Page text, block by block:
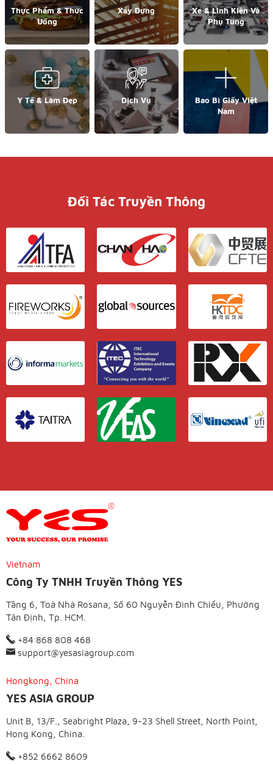
Thực Phẩm & Thức
Uống
Xây Dựng
Xe & Linh Kiện Và
Phụ Tùng
Y Tế & Làm Đẹp Dịch Vụ
Bao Bì Giấy Việt
Nam
Đối Tác Truyền Thông
Vietnam
Công Ty TNHH Truyền Thông YES
Tầng 6, Toà Nhà Rosana, Số 60 Nguyễn Đình Chiểu, Phường
Tân Định, Tp. HCM.
+84 868 808 468
support@yesasiagroup.com
Hongkong, China
YES ASIA GROUP
Unit B, 13/F., Seabright Plaza, 9-23 Shell Street, North Point,
Hong Kong, China.
+852 6662 8609